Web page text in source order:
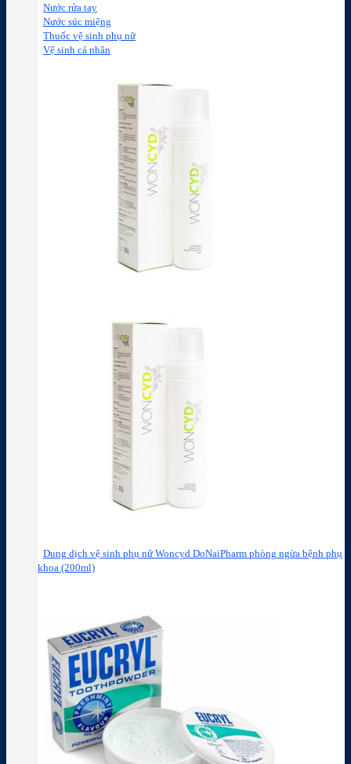
Nước rửa tay
Nước súc miệng
Thuốc vệ sinh phụ nữ
Vệ sinh cá nhân
Dung dịch vệ sinh phụ nữ Woncyd DoNaiPharm phòng ngừa bệnh phụ
khoa (200ml)